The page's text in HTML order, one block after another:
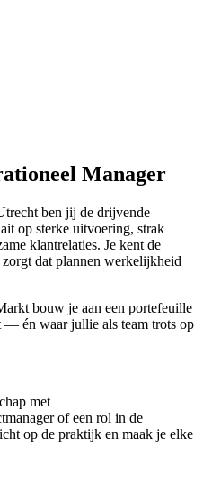
Manager
ben jij de drijvende
op sterke uitvoering, strak
klantrelaties. Je kent de
dat plannen werkelijkheid
bouw je aan een portefeuille
— én waar jullie als team trots op
met
of een rol in de
op de praktijk en maak je elke